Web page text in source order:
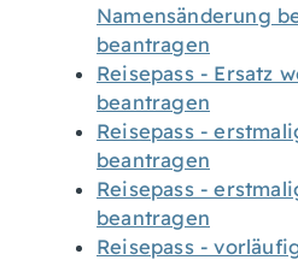
Namensänderung
beantragen
Reisepass - Ersatz
beantragen
Reisepass -
beantragen
Reisepass -
beantragen
Reisepass -